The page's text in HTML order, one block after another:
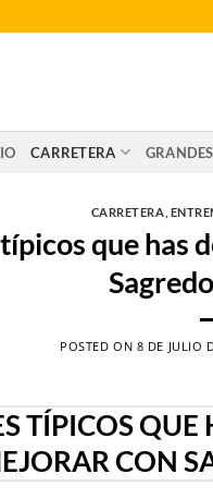
CARRETERA
CARRETERA
que has
POSTED ON 8 DE JULIO
TÍPICOS QUE
CON